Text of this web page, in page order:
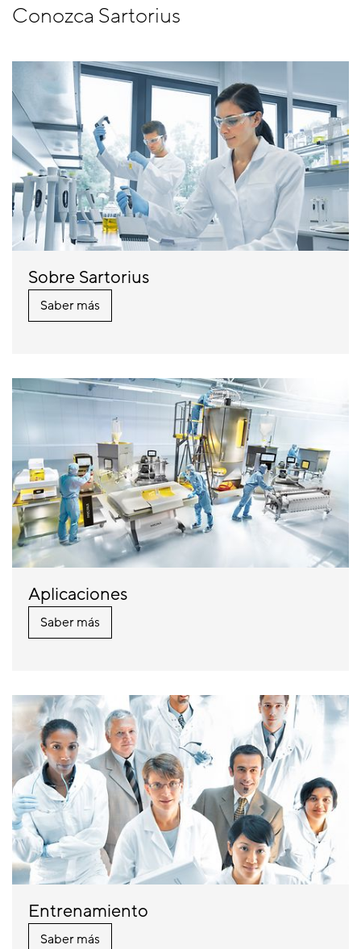
Conozca Sartorius
Sobre Sartorius
Saber más
Aplicaciones
Saber más
Entrenamiento
Saber más